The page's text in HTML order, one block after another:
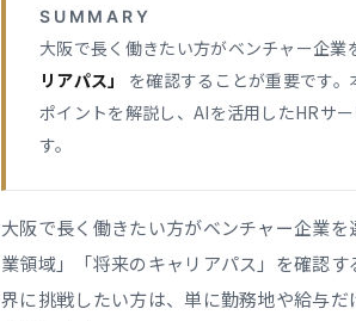
SUMMARY
大阪で長く働きたい方がベンチャー企業
リアパス」
を確認することが重要です
ポイントを解説し、AIを活用したHRサ
す。
大阪で長く働きたい方がベンチャー企業
業領域」「将来のキャリアパス」を確認
界に挑戦したい方は、単に勤務地や給与